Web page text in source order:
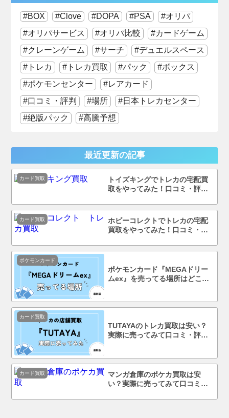
BOX Clove DOPA PSA
オリパ
オリパサービス
オリパ比較
カードゲーム
クレーンゲーム
サーチ
デュエルスペース
トレカ
トレカ買取 パック
ボックス
ポケモンセンター
レアカード
口コミ・評判
場所
日本トレカセンター
絶版パック
高騰予想
最近更新の記事
トイズキングでトレカの宅配買
取をやってみた！口コミ・評判
カード買取
ホビーコレクトでトレカの宅配
買取をやってみた！口コミ・評
カード買取
ポケモンカード『MEGAドリー
ムex』を売ってる場所はどこ？
ポケモンカード
TUTAYAのトレカ買取は安い？
実際に売ってみて口コミ・評判
カード買取
マンガ倉庫のポケカ買取は安
い？実際に売ってみて口コミ・
カード買取